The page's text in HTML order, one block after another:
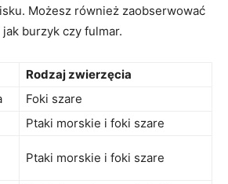
Możesz⁤ również zaobserwować
burzyk czy fulmar.
Rodzaj zwierzęcia
Foki szare
Ptaki morskie i foki ⁢szare
Ptaki morskie⁤ i foki szare